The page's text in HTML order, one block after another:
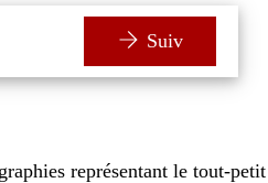
Suiv
représentant le tout-petit